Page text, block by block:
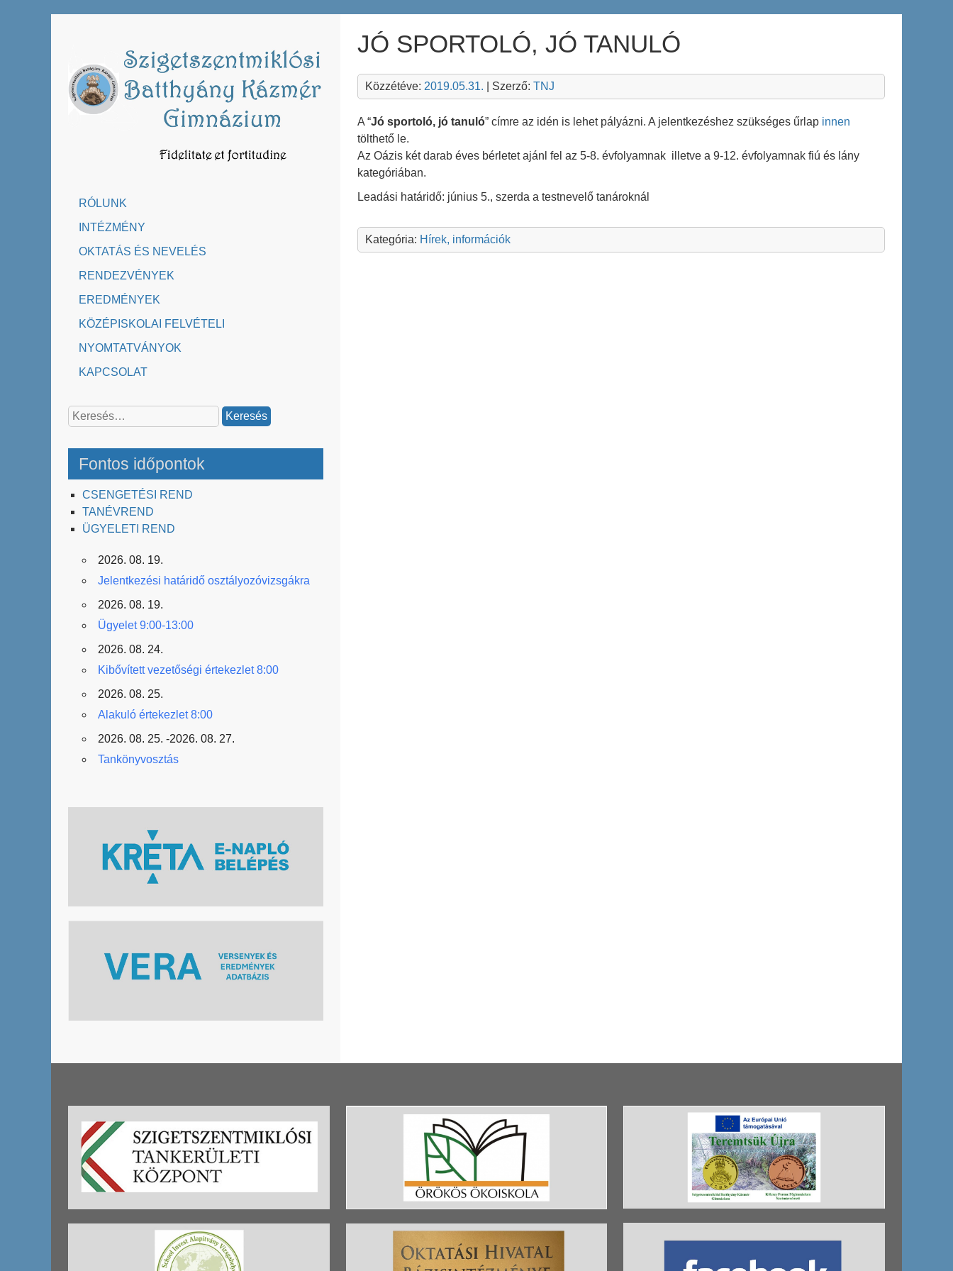
RÓLUNK
INTÉZMÉNY
OKTATÁS ÉS NEVELÉS
RENDEZVÉNYEK
EREDMÉNYEK
KÖZÉPISKOLAI FELVÉTELI
NYOMTATVÁNYOK
KAPCSOLAT
Keresés:
Fontos időpontok
CSENGETÉSI REND
TANÉVREND
ÜGYELETI REND
2026. 08. 19.
Jelentkezési határidő osztályozóvizsgákra
2026. 08. 19.
Ügyelet 9:00-13:00
2026. 08. 24.
Kibővített vezetőségi értekezlet 8:00
2026. 08. 25.
Alakuló értekezlet 8:00
2026. 08. 25. -2026. 08. 27.
Tankönyvosztás
JÓ SPORTOLÓ, JÓ TANULÓ
Közzétéve: 2019.05.31. | Szerző: TNJ
A “Jó sportoló, jó tanuló” címre az idén is lehet pályázni. A jelentkezéshez szükséges űrlap innen
tölthető le.
Az Oázis két darab éves bérletet ajánl fel az 5-8. évfolyamnak illetve a 9-12. évfolyamnak fiú és lány
kategóriában.
Leadási határidő: június 5., szerda a testnevelő tanároknál
Kategória: Hírek, információk